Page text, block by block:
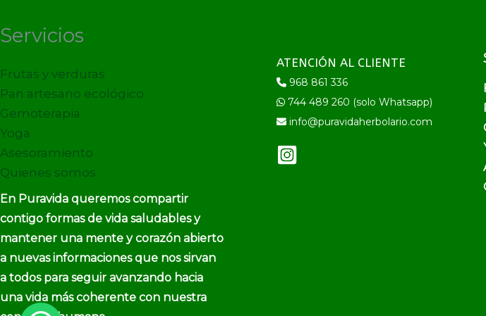
Servicios
Frutas y verduras
Pan artesano ecológico
Gemoterapia
Yoga
Asesoramiento
Quienes somos
En Puravida queremos compartir
contigo formas de vida saludables y
mantener una mente y corazón abierto
a nuevas informaciones que nos sirvan
a todos para seguir avanzando hacia
una vida más coherente con nuestra
ATENCIÓN AL CLIENTE
968 861 336
744 489 260 (solo Whatsapp)
info@puravidaherbolario.com